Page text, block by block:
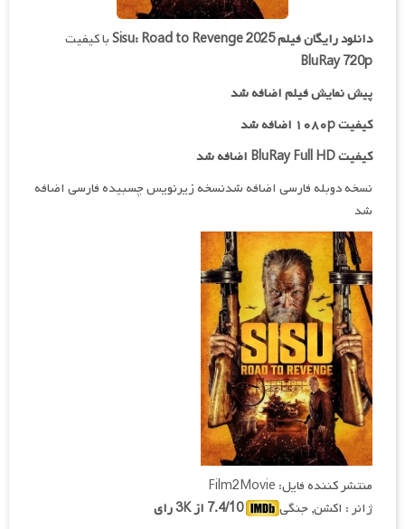
دانلود رایگان فیلمSisu: Road to Revenge 2025با کیفیت
BluRay 720p
پیش نمایش فیلم اضافه شد
کیفیت ۱۰۸۰p اضافه شد
کیفیت BluRay Full HD اضافه شد
نسخه دوبله فارسی اضافه شدنسخه زیرنویس چسبیده فارسی اضافه
شد
منتشر کننده فایل: Film2Movie
ژانر : اکشن, جنگی
7.4/10 از 3K رای